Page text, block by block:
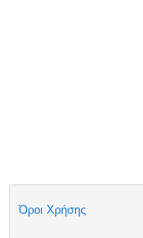
Όροι Χρήσης